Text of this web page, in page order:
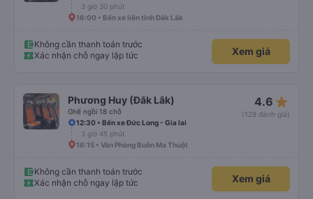
3 giờ 30 phút
16:00 • Bến xe liên tỉnh Đắk Lắk
Không cần thanh toán trước
Xác nhận chỗ ngay lập tức
Xem giá
Phương Huy (Đắk Lắk)
Ghế ngồi 18 chỗ
4.6 star_rate
(129 đánh giá)
12:30 • Bến xe Đức Long - Gia lai
3 giờ 45 phút
16:15 • Văn Phòng Buôn Ma Thuột
Không cần thanh toán trước
Xác nhận chỗ ngay lập tức
Xem giá